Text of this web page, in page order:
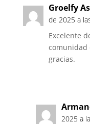
Groelfy
de 2025 a
Excelente
comunidad
gracias.
2025 a